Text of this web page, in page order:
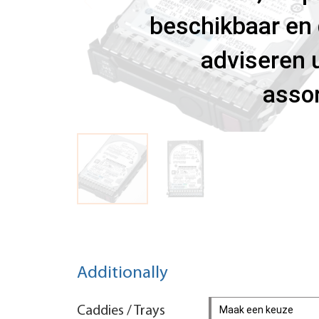
beschikbaar
adviseren
Additionally
Caddies / Trays Maak een keuze